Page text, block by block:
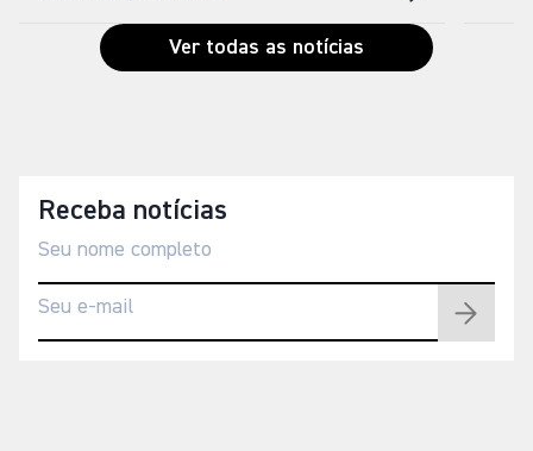
Ver todas as notícias
Receba notícias